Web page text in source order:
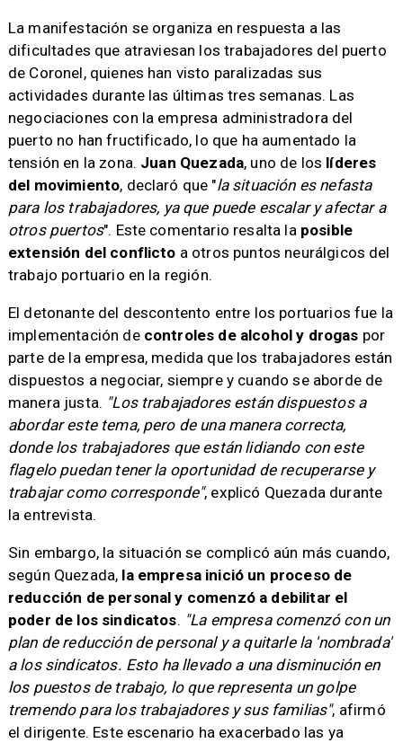
La manifestación se organiza en respuesta a las
dificultades que atraviesan los trabajadores del puerto
de Coronel, quienes han visto paralizadas sus
actividades durante las últimas tres semanas. Las
negociaciones con la empresa administradora del
puerto no han fructificado, lo que ha aumentado la
tensión en la zona. Juan Quezada, uno de los líderes
del movimiento, declaró que "la situación es nefasta
para los trabajadores, ya que puede escalar y afectar a
otros puertos". Este comentario resalta la posible
extensión del conflicto a otros puntos neurálgicos del
trabajo portuario en la región.
El detonante del descontento entre los portuarios fue la
implementación de controles de alcohol y drogas por
parte de la empresa, medida que los trabajadores están
dispuestos a negociar, siempre y cuando se aborde de
manera justa. "Los trabajadores están dispuestos a
abordar este tema, pero de una manera correcta,
donde los trabajadores que están lidiando con este
flagelo puedan tener la oportunidad de recuperarse y
trabajar como corresponde", explicó Quezada durante
la entrevista.
Sin embargo, la situación se complicó aún más cuando,
según Quezada, la empresa inició un proceso de
reducción de personal y comenzó a debilitar el
poder de los sindicatos. "La empresa comenzó con un
plan de reducción de personal y a quitarle la 'nombrada'
a los sindicatos. Esto ha llevado a una disminución en
los puestos de trabajo, lo que representa un golpe
tremendo para los trabajadores y sus familias", afirmó
el dirigente. Este escenario ha exacerbado las ya